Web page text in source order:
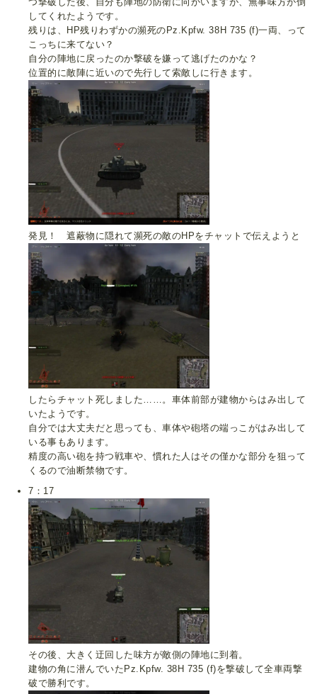
してくれたようです。
残りは、HP残りわずかの瀕死のPz.Kpfw. 38H 735 (f)一両、って
こっちに来てない？
自分の陣地に戻ったのか撃破を嫌って逃げたのかな？
位置的に敵陣に近いので先行して索敵しに行きます。
発見！ 遮蔽物に隠れて瀕死の敵のHPをチャットで伝えようと
したらチャット死しました……。車体前部が建物からはみ出して
いたようです。
自分では大丈夫だと思っても、車体や砲塔の端っこがはみ出して
いる事もあります。
精度の高い砲を持つ戦車や、慣れた人はその僅かな部分を狙って
くるので油断禁物です。
7：17
その後、大きく迂回した味方が敵側の陣地に到着。
建物の角に潜んでいたPz.Kpfw. 38H 735 (f)を撃破して全車両撃
破で勝利です。